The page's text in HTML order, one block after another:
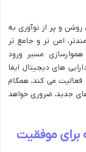
و پر از نوآوری به
امن تر و جامع تر
مسیر ورود
های دیجیتال ایفا
فعالیت می کند، همگام
جدید، ضروری خواهد
برای موفقیت